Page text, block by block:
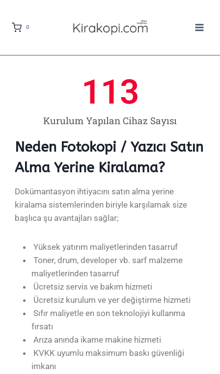
0
Kurulum Yapılan Cihaz Sayısı
113
Neden Fotokopi / Yazıcı Satın
Alma Yerine Kiralama?
Dokümantasyon ihtiyacını satın alma yerine
kiralama sistemlerinden biriyle karşılamak size
başlıca şu avantajları sağlar;
Yüksek yatırım maliyetlerinden tasarruf
Toner, drum, developer vb. sarf malzeme
maliyetlerinden tasarruf
Ücretsiz servis ve bakım hizmeti
Ücretsiz kurulum ve yer değiştirme hizmeti
Sıfır maliyetle en son teknolojiyi kullanma
fırsatı
Arıza anında ikame makine hizmeti
KVKK uyumlu maksimum baskı güvenliği
imkanı